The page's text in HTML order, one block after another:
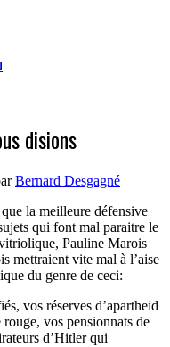
disions
Bernard Desgagné
la meilleure défensive
qui font mal paraitre le
Pauline Marois
mettraient vite mal à l’aise
du genre de ceci:
vos réserves d’apartheid
vos pensionnats de
d’Hitler qui